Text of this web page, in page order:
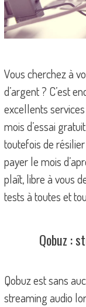
Vous cherchez à
d’argent ? C’est
excellents
mois d’essai
toutefois de
payer le mois
plaît, libre à vous
tests à toutes et
Qobuz :
Qobuz est sans
streaming audio